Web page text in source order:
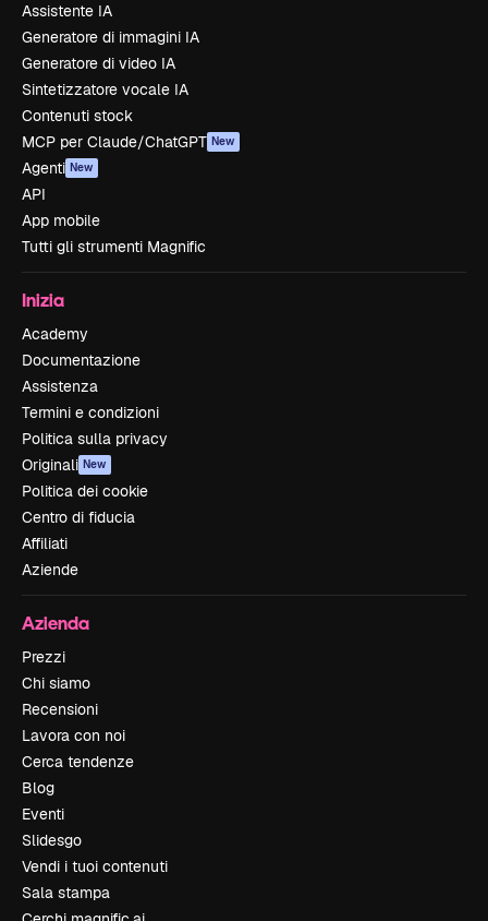
Assistente IA
Generatore di immagini IA
Generatore di video IA
Sintetizzatore vocale IA
Contenuti stock
MCP per Claude/ChatGPT New
Agenti New
API
App mobile
Tutti gli strumenti Magnific
Inizia
Academy
Documentazione
Assistenza
Termini e condizioni
Politica sulla privacy
Originali New
Politica dei cookie
Centro di fiducia
Affiliati
Aziende
Azienda
Prezzi
Chi siamo
Recensioni
Lavora con noi
Cerca tendenze
Blog
Eventi
Slidesgo
Vendi i tuoi contenuti
Sala stampa